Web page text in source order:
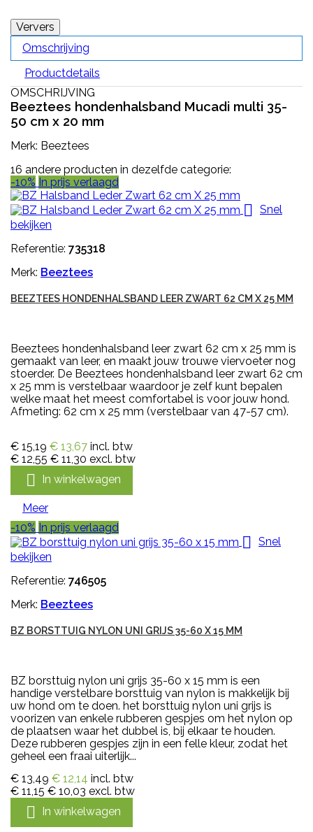
Omschrijving
Productdetails
OMSCHRIJVING
Beeztees hondenhalsband Mucadi multi 35-
50 cm x 20 mm
Merk: Beeztees
16 andere producten in dezelfde categorie:
-10% In prijs verlaagd
 Snel
bekijken
Referentie: 735318
Merk: Beeztees
BEEZTEES HONDENHALSBAND LEER ZWART 62 CM X 25 MM
Beeztees hondenhalsband leer zwart 62 cm x 25 mm is
gemaakt van leer, en maakt jouw trouwe viervoeter nog
stoerder. De Beeztees hondenhalsband leer zwart 62 cm
x 25 mm is verstelbaar waardoor je zelf kunt bepalen
welke maat het meest comfortabel is voor jouw hond.
Afmeting: 62 cm x 25 mm (verstelbaar van 47-57 cm).
€ 15,19 € 13,67 incl. btw
€ 12,55 € 11,30 excl. btw
 In winkelwagen
Meer
-10% In prijs verlaagd
 Snel
bekijken
Referentie: 746505
Merk: Beeztees
BZ BORSTTUIG NYLON UNI GRIJS 35-60 X 15 MM
BZ borsttuig nylon uni grijs 35-60 x 15 mm is een
handige verstelbare borsttuig van nylon is makkelijk bij
uw hond om te doen. het borsttuig nylon uni grijs is
voorizen van enkele rubberen gespjes om het nylon op
de plaatsen waar het dubbel is, bij elkaar te houden.
Deze rubberen gespjes zijn in een felle kleur, zodat het
geheel een fraai uiterlijk...
€ 13,49 € 12,14 incl. btw
€ 11,15 € 10,03 excl. btw
 In winkelwagen